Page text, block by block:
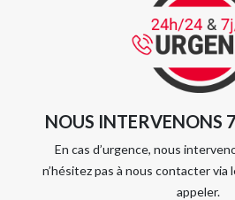
NOUS INTERVENONS
En cas d’urgence, nous
n’hésitez pas à nous contacter via
appeler.